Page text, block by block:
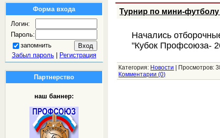
Форма входа
Логин:
Пароль:
запомнить
Забыл пароль| Регистрация
Партнерство
наш баннер:
Турнир по мини-
Начались
"Кубок Профсоюза-
Категория: Новости Просмотров:
Комментарии (0)